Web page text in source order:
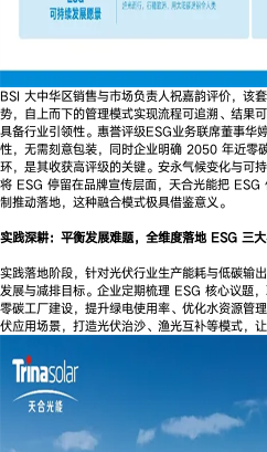
BSI 大中华区销售与市场负责人祝嘉韵评价，该
势，自上而下的管理模式实现流程可追溯、结果
具备行业引领性。惠誉评级ESG业务联席董事华
性，无需刻意包装，同时企业明确 2050 年近零
环，是其收获高评级的关键。安永气候变化与可
将 ESG 停留在品牌宣传层面，天合光能把 ESG
制推动落地，这种融合模式极具借鉴意义。
实践深耕：平衡发展难题，全维度落地 ESG 三
实践落地阶段，针对光伏行业生产能耗与低碳输
发展与减排目标。企业定期梳理 ESG 核心议题
零碳工厂建设，提升绿电使用率、优化水资源管
伏应用场景，打造光伏治沙、渔光互补等模式，